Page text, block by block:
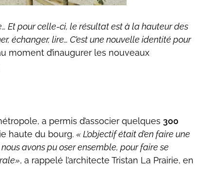
place centrale, ouverte et accessible, qui
- ©Damien Goret
Et pour celle-ci, le résultat est à la hauteur des
échanger, lire… C’est une nouvelle identité pour
moment d’inaugurer les nouveaux
a permis d’associer quelques 300
haute du bourg.
L’objectif était d’en faire une
avons pu oser ensemble, pour faire se
, a rappelé l’architecte Tristan La Prairie, en